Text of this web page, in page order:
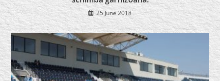
25 June 2018